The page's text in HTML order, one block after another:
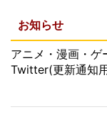
お知らせ
アニメ・漫画・ゲ
Twitter(更新通知